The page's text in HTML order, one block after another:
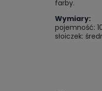
farby.
Wymiary:
pojemność:
słoiczek: